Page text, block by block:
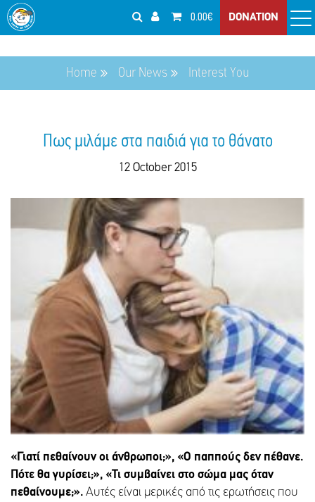
0.00€ DONATION
Home Our News Interest You
Πως μιλάμε στα παιδιά για το θάνατο
12 October 2015
«Γιατί πεθαίνουν οι άνθρωποι;», «Ο παππούς δεν πέθανε.
Πότε θα γυρίσει;», «Τι συμβαίνει στο σώμα μας όταν
πεθαίνουμε;». Αυτές είναι μερικές από τις ερωτήσεις που